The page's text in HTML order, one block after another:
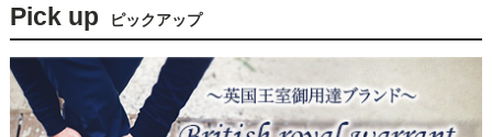
Pick up ピックアップ